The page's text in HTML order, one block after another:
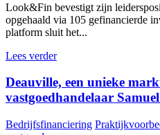
Look&Fin bevestigt zijn
opgehaald via 105 gefinancierde
platform sluit het...
Lees verder
Deauville, een unieke
vastgoedhandelaar
Bedrijfsfinanciering